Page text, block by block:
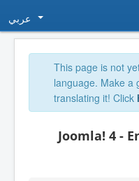
عربي
This page is not
language. Make a
translating it! Click
Joomla! 4 -